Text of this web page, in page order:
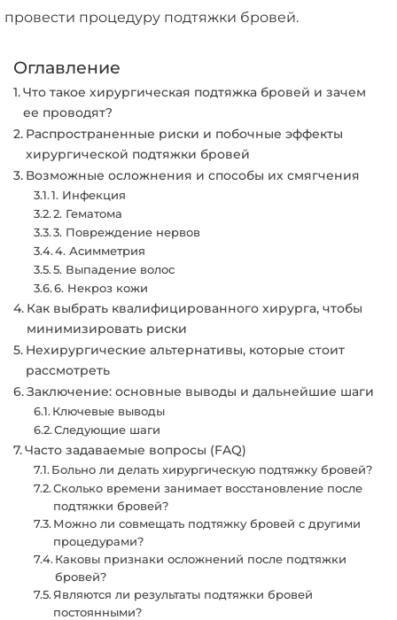
провести процедуру подтяжки бровей.
Оглавление
Что такое хирургическая подтяжка бровей и зачем
ее проводят?
Распространенные риски и побочные эффекты
хирургической подтяжки бровей
Возможные осложнения и способы их смягчения
1. Инфекция
2. Гематома
3. Повреждение нервов
4. Асимметрия
5. Выпадение волос
6. Некроз кожи
Как выбрать квалифицированного хирурга, чтобы
минимизировать риски
Нехирургические альтернативы, которые стоит
рассмотреть
Заключение: основные выводы и дальнейшие шаги
Ключевые выводы
Следующие шаги
Часто задаваемые вопросы (FAQ)
Больно ли делать хирургическую подтяжку бровей?
Сколько времени занимает восстановление после
подтяжки бровей?
Можно ли совмещать подтяжку бровей с другими
процедурами?
Каковы признаки осложнений после подтяжки
бровей?
Являются ли результаты подтяжки бровей
постоянными?